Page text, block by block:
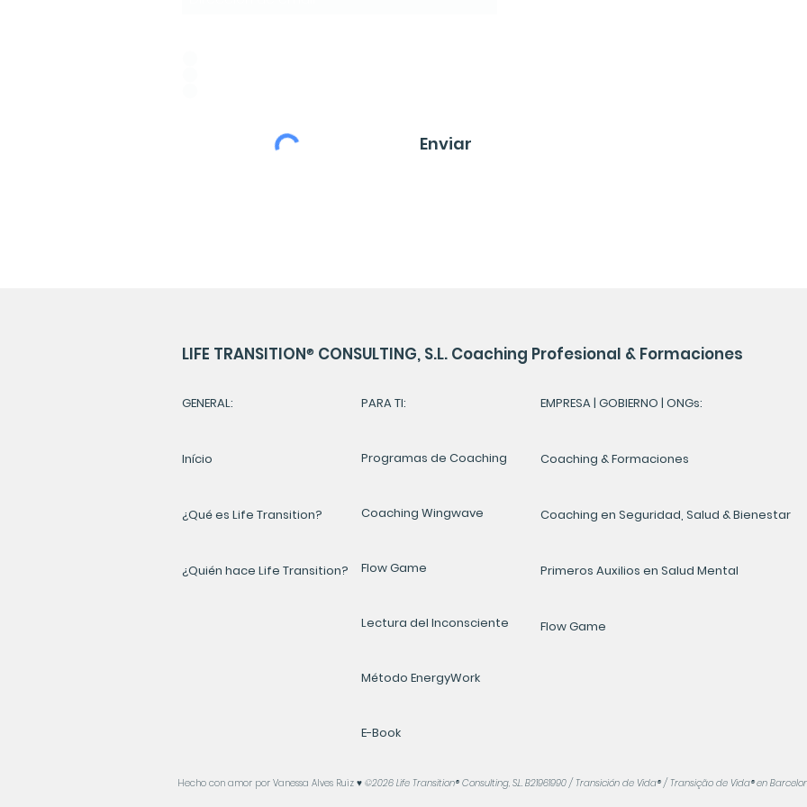
Enviar
LIFE TRANSITION® CONSULTING, S.L. Coaching Profesional & Formaciones
GENERAL:
Início
¿Qué es Life Transition?
¿Quién hace Life Transition?
PARA TI:
Programas de Coaching
Coaching Wingwave
Flow Game
Lectura del Inconsciente
Método EnergyWork
E-Book
EMPRESA | GOBIERNO | ONGs:
Coaching & Formaciones
Coaching en Seguridad, Salud & Bienestar
Primeros Auxilios en Salud Mental
Flow Game
Hecho con amor por Vanessa Alves Ruiz ♥️ ©2026 Life Transition® Consulting, S.L. B21961990/ Transición de Vida® / Transição de Vida®en